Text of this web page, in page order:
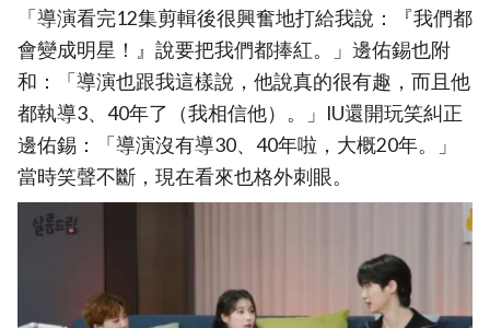
「導演看完12集剪輯後很興奮地打給我說：『我們都
會變成明星！』說要把我們都捧紅。」邊佑錫也附
和：「導演也跟我這樣說，他說真的很有趣，而且他
都執導3、40年了（我相信他）。」IU還開玩笑糾正
邊佑錫：「導演沒有導30、40年啦，大概20年。」
當時笑聲不斷，現在看來也格外刺眼。